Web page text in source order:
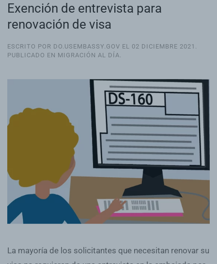
Exención de entrevista para
renovación de visa
ESCRITO POR DO.USEMBASSY.GOV EL 02 DICIEMBRE 2021
PUBLICADO EN MIGRACIÓN AL DÍA
La mayoría de los solicitantes que necesitan renovar su